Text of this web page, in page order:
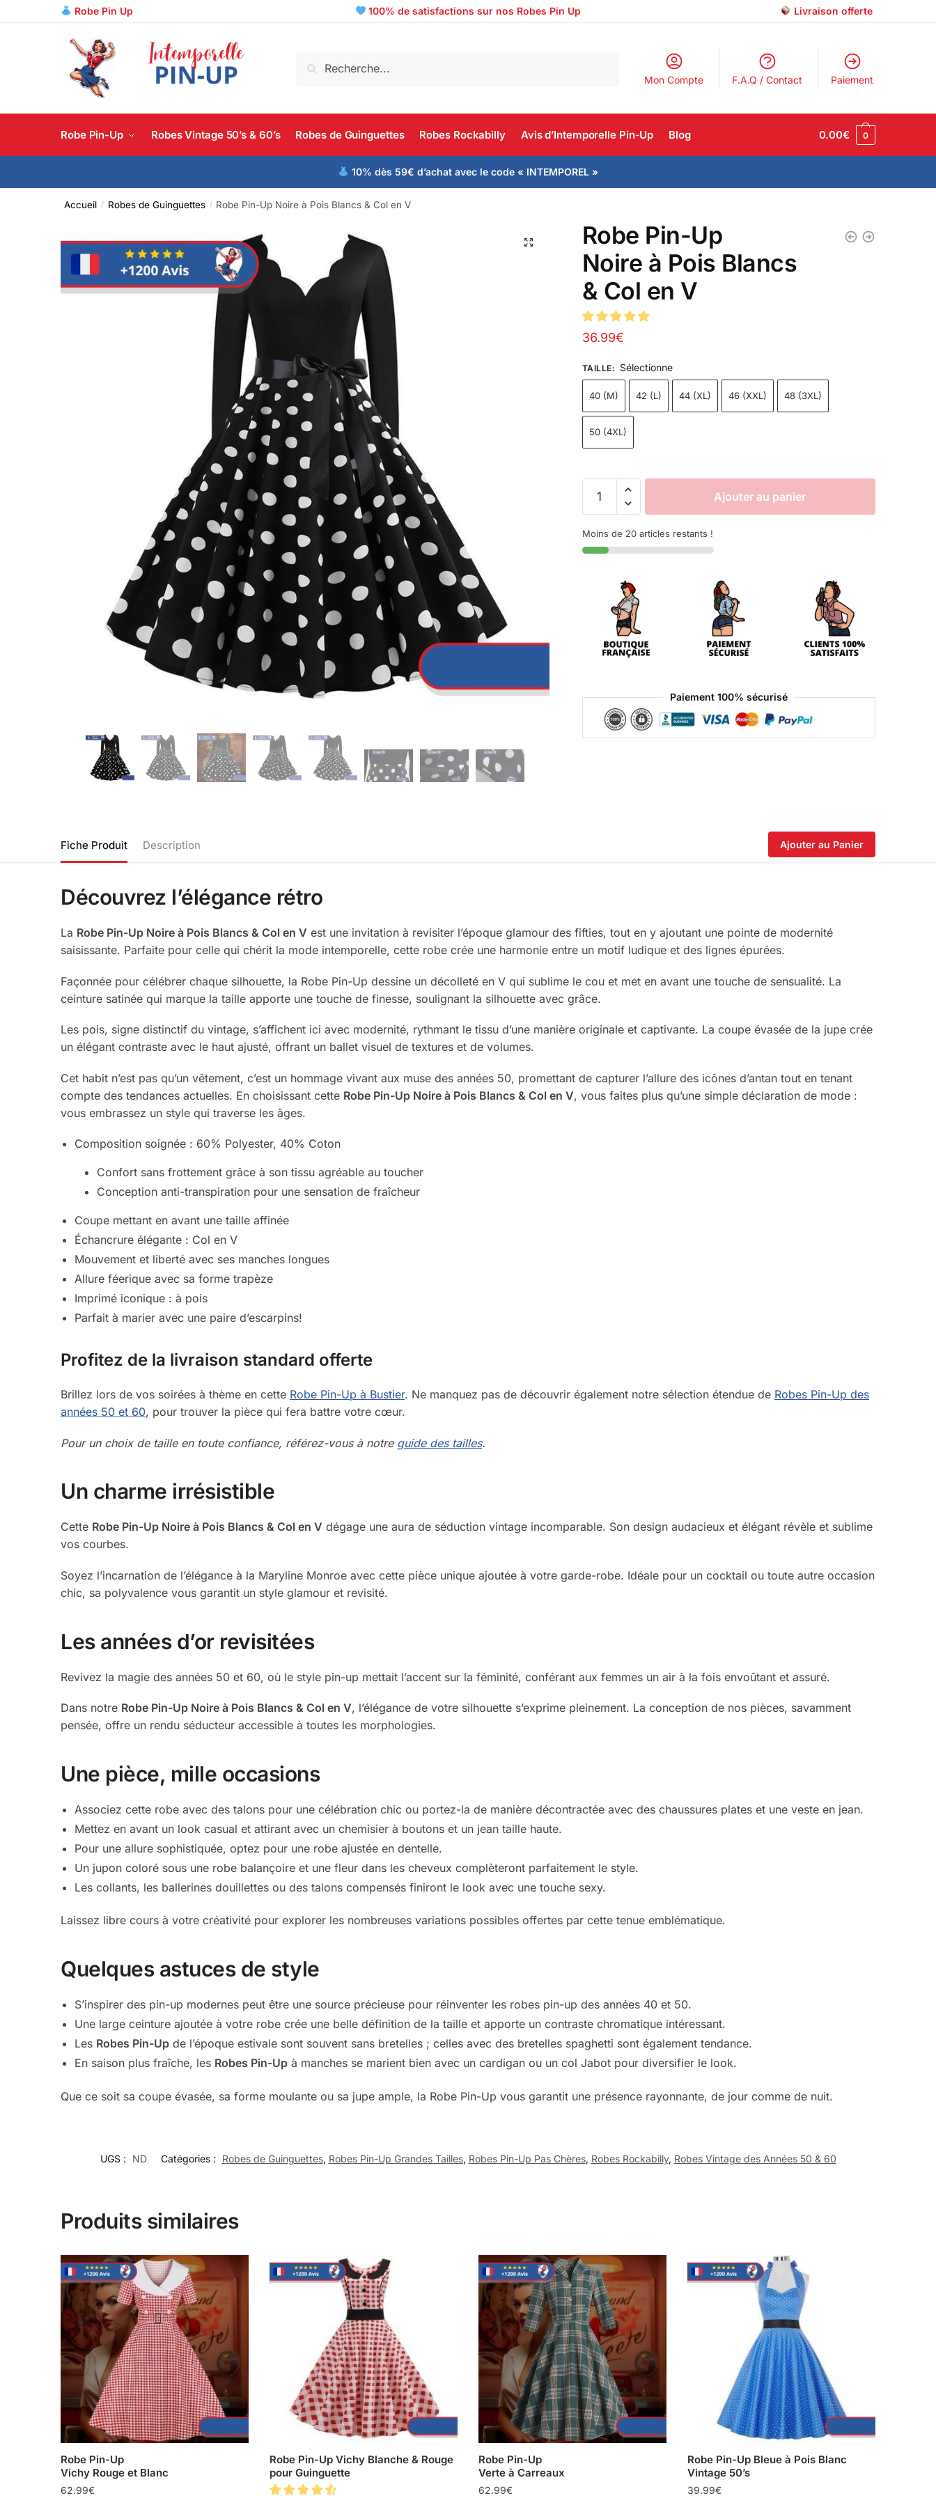
Robe Pin Up 100% de satisfactions sur nos Robes Pin Up Livraison offerte
Recherche
Mon Compte F.A.Q / Contact Paiement
Robe Pin-Up Robes Vintage 50’s & 60’s Robes de Guinguettes Robes Rockabilly Avis d’Intemporelle Pin-Up Blog 0.00€ 0
10% dès 59€ d’achat avec le code « INTEMPOREL »
Accueil / Robes de Guinguettes / Robe Pin-Up Noire à Pois Blancs & Col en V
Robe Pin-Up
Noire à Pois Blancs
& Col en V
36.99€
TAILLE: Sélectionne
40 (M) 42 (L) 44 (XL) 46 (XXL) 48 (3XL)
50 (4XL)
Ajouter au panier
Moins de 20 articles restants !
Paiement 100% sécurisé
Fiche Produit Description Ajouter au Panier
Découvrez l’élégance rétro
La Robe Pin-Up Noire à Pois Blancs & Col en V est une invitation à revisiter l’époque glamour des fifties, tout en y ajoutant une pointe de modernité
saisissante. Parfaite pour celle qui chérit la mode intemporelle, cette robe crée une harmonie entre un motif ludique et des lignes épurées.
Façonnée pour célébrer chaque silhouette, la Robe Pin-Up dessine un décolleté en V qui sublime le cou et met en avant une touche de sensualité. La
ceinture satinée qui marque la taille apporte une touche de finesse, soulignant la silhouette avec grâce.
Les pois, signe distinctif du vintage, s’affichent ici avec modernité, rythmant le tissu d’une manière originale et captivante. La coupe évasée de la jupe crée
un élégant contraste avec le haut ajusté, offrant un ballet visuel de textures et de volumes.
Cet habit n’est pas qu’un vêtement, c’est un hommage vivant aux muse des années 50, promettant de capturer l’allure des icônes d’antan tout en tenant
compte des tendances actuelles. En choisissant cette Robe Pin-Up Noire à Pois Blancs & Col en V, vous faites plus qu’une simple déclaration de mode :
vous embrassez un style qui traverse les âges.
Composition soignée : 60% Polyester, 40% Coton
Confort sans frottement grâce à son tissu agréable au toucher
Conception anti-transpiration pour une sensation de fraîcheur
Coupe mettant en avant une taille affinée
Échancrure élégante : Col en V
Mouvement et liberté avec ses manches longues
Allure féerique avec sa forme trapèze
Imprimé iconique : à pois
Parfait à marier avec une paire d’escarpins!
Profitez de la livraison standard offerte
Brillez lors de vos soirées à thème en cette Robe Pin-Up à Bustier. Ne manquez pas de découvrir également notre sélection étendue de Robes Pin-Up des
années 50 et 60, pour trouver la pièce qui fera battre votre cœur.
Pour un choix de taille en toute confiance, référez-vous à notre guide des tailles.
Un charme irrésistible
Cette Robe Pin-Up Noire à Pois Blancs & Col en V dégage une aura de séduction vintage incomparable. Son design audacieux et élégant révèle et sublime
vos courbes.
Soyez l’incarnation de l’élégance à la Maryline Monroe avec cette pièce unique ajoutée à votre garde-robe. Idéale pour un cocktail ou toute autre occasion
chic, sa polyvalence vous garantit un style glamour et revisité.
Les années d’or revisitées
Revivez la magie des années 50 et 60, où le style pin-up mettait l’accent sur la féminité, conférant aux femmes un air à la fois envoûtant et assuré.
Dans notre Robe Pin-Up Noire à Pois Blancs & Col en V, l’élégance de votre silhouette s’exprime pleinement. La conception de nos pièces, savamment
pensée, offre un rendu séducteur accessible à toutes les morphologies.
Une pièce, mille occasions
Associez cette robe avec des talons pour une célébration chic ou portez-la de manière décontractée avec des chaussures plates et une veste en jean.
Mettez en avant un look casual et attirant avec un chemisier à boutons et un jean taille haute.
Pour une allure sophistiquée, optez pour une robe ajustée en dentelle.
Un jupon coloré sous une robe balançoire et une fleur dans les cheveux complèteront parfaitement le style.
Les collants, les ballerines douillettes ou des talons compensés finiront le look avec une touche sexy.
Laissez libre cours à votre créativité pour explorer les nombreuses variations possibles offertes par cette tenue emblématique.
Quelques astuces de style
S’inspirer des pin-up modernes peut être une source précieuse pour réinventer les robes pin-up des années 40 et 50.
Une large ceinture ajoutée à votre robe crée une belle définition de la taille et apporte un contraste chromatique intéressant.
Les Robes Pin-Up de l’époque estivale sont souvent sans bretelles ; celles avec des bretelles spaghetti sont également tendance.
En saison plus fraîche, les Robes Pin-Up à manches se marient bien avec un cardigan ou un col Jabot pour diversifier le look.
Que ce soit sa coupe évasée, sa forme moulante ou sa jupe ample, la Robe Pin-Up vous garantit une présence rayonnante, de jour comme de nuit.
UGS : ND Catégories : Robes de Guinguettes, Robes Pin-Up Grandes Tailles, Robes Pin-Up Pas Chères, Robes Rockabilly, Robes Vintage des Années 50 & 60
Produits similaires
Robe Pin-Up
Vichy Rouge et Blanc
62.99€
Robe Pin-Up Vichy Blanche & Rouge
pour Guinguette
Robe Pin-Up
Verte à Carreaux
62.99€
Robe Pin-Up Bleue à Pois Blanc
Vintage 50’s
39.99€